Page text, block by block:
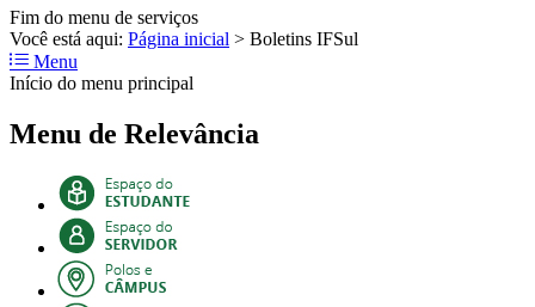
Fim do menu de serviços
Você está aqui: Página inicial > Boletins IFSul
Menu
Início do menu principal
Menu de Relevância